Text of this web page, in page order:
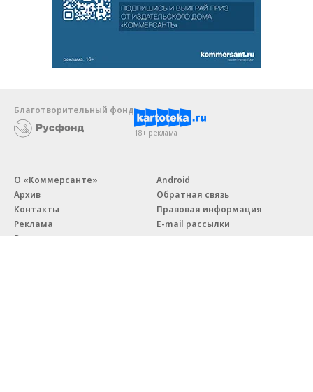
Благотворительный фонд
18+ реклама
О «Коммерсанте»
Архив
Контакты
Реклама
Вакансии
Android
Обратная связь
Правовая информация
E-mail рассылки